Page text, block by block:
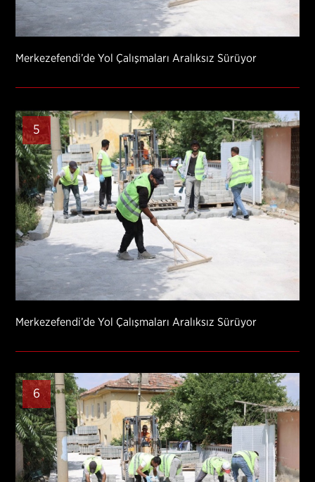
Merkezefendi’de Yol Çalışmaları Aralıksız Sürüyor
5
Merkezefendi’de Yol Çalışmaları Aralıksız Sürüyor
6